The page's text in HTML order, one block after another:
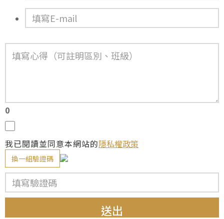
0
我已閱讀並同意本網站的隱私權政策
換一組驗證碼
送出